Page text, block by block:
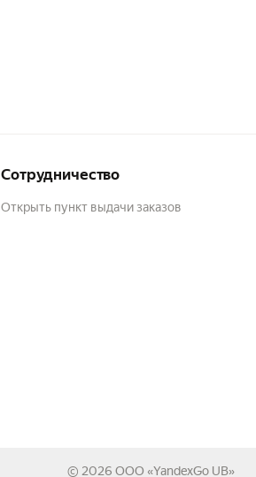
Сотрудничество
Открыть пункт выдачи заказов
© 2026 ООО «YandexGo UB»